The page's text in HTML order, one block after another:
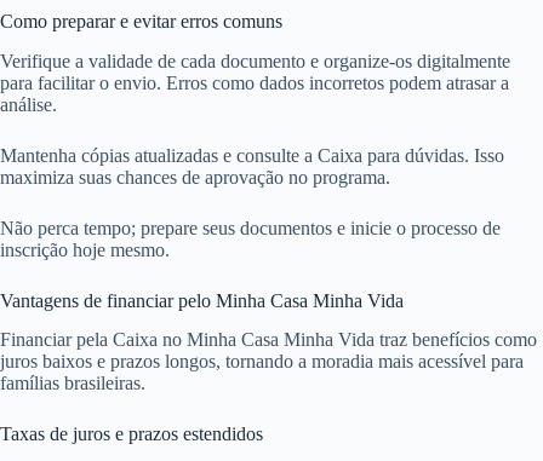
Como preparar e evitar erros comuns
Verifique a validade de cada documento e organize-os digitalmente
para facilitar o envio. Erros como dados incorretos podem atrasar a
análise.
Mantenha cópias atualizadas e consulte a Caixa para dúvidas. Isso
maximiza suas chances de aprovação no programa.
Não perca tempo; prepare seus documentos e inicie o processo de
inscrição hoje mesmo.
Vantagens de financiar pelo Minha Casa Minha Vida
Financiar pela Caixa no Minha Casa Minha Vida traz benefícios como
juros baixos e prazos longos, tornando a moradia mais acessível para
famílias brasileiras.
Taxas de juros e prazos estendidos